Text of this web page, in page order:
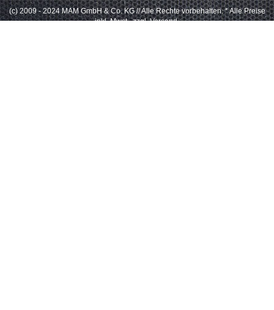
(c) 2009 - 2024 MAM GmbH & Co. KG // Alle Rechte vorbehalten. * Alle Preise
inkl. Mwst., zzgl. Versand.